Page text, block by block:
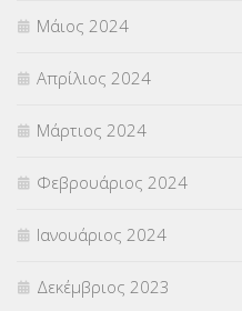
Μάιος 2024
Απρίλιος 2024
Μάρτιος 2024
Φεβρουάριος 2024
Ιανουάριος 2024
Δεκέμβριος 2023